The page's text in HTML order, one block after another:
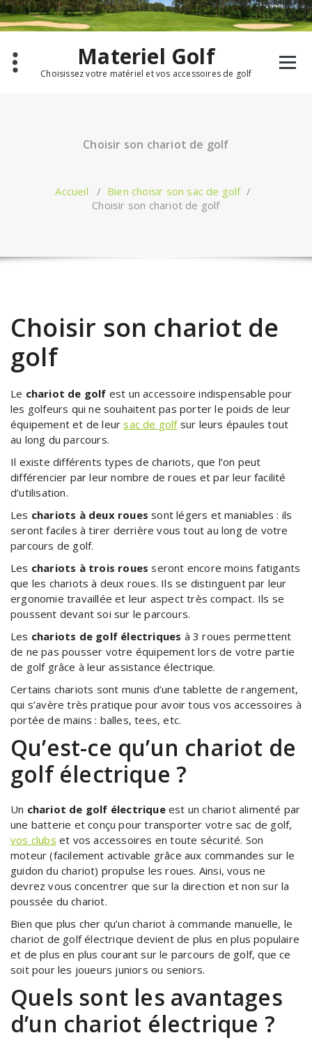
Aller
au
contenu
Materiel Golf
Choisissez votre matériel et vos accessoires de golf
Choisir son chariot de golf
Accueil / Bien choisir son sac de golf/
Choisir son chariot de golf
Choisir son chariot de
golf
Le chariot de golf est un accessoire indispensable pour
les golfeurs qui ne souhaitent pas porter le poids de leur
équipement et de leursac de golfsur leurs épaules tout
au long du parcours.
Il existe différents types de chariots, que l’on peut
différencier par leur nombre de roues et par leur facilité
d’utilisation.
Les chariots à deux roues sont légers et maniables : ils
seront faciles à tirer derrière vous tout au long de votre
parcours de golf.
Les chariots à trois roues seront encore moins fatigants
que les chariots à deux roues. Ils se distinguent par leur
ergonomie travaillée et leur aspect très compact. Ils se
poussent devant soi sur le parcours.
Les chariots de golf électriques à 3 roues permettent
de ne pas pousser votre équipement lors de votre partie
de golf grâce à leur assistance électrique.
Certains chariots sont munis d’une tablette de rangement,
qui s’avère très pratique pour avoir tous vos accessoires à
portée de mains : balles, tees, etc.
Qu’est-ce qu’un chariot de
golf électrique ?
Un chariot de golf électriqueest un chariot alimenté par
une batterie et conçu pour transporter votre sac de golf,
vos clubs et vos accessoires en toute sécurité. Son
moteur (facilement activable grâce aux commandes sur le
guidon du chariot) propulse les roues. Ainsi, vous ne
devrez vous concentrer que sur la direction et non sur la
poussée du chariot.
Bien que plus cher qu’un chariot à commande manuelle, le
chariot de golf électrique devient de plus en plus populaire
et de plus en plus courant sur le parcours de golf, que ce
soit pour les joueurs juniors ou seniors.
Quels sont les avantages
d’un chariot électrique ?